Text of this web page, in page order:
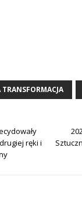
TRANSFORMACJA
ręki i